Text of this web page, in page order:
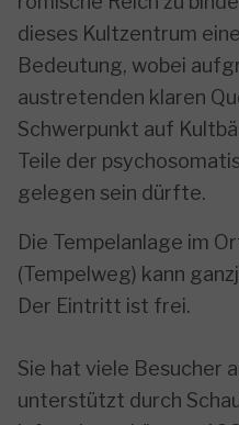
dieses Kultzentrum
Bedeutung, wobei
austretenden klaren
Schwerpunkt auf
Teile der
gelegen sein dürfte.
Die Tempelanlage im
(Tempelweg) kann
Der Eintritt ist frei.
Sie hat viele Besucher
unterstützt durch